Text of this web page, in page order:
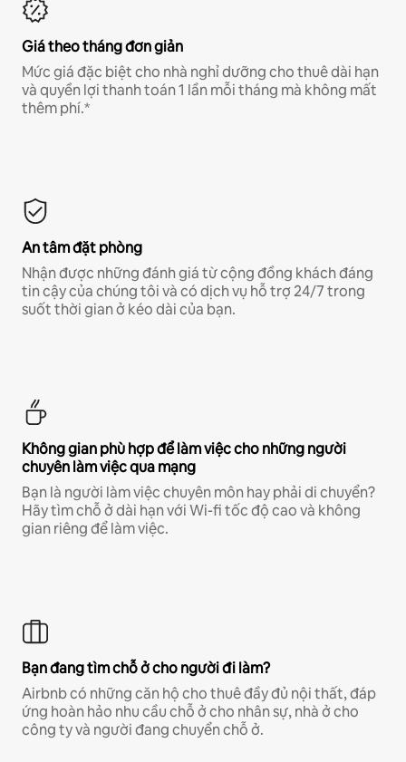
Giá theo tháng đơn giản
Mức giá đặc biệt cho nhà nghỉ dưỡng cho thuê dài hạn
và quyền lợi thanh toán 1 lần mỗi tháng mà không mất
thêm phí.*
An tâm đặt phòng
Nhận được những đánh giá từ cộng đồng khách đáng
tin cậy của chúng tôi và có dịch vụ hỗ trợ 24/7 trong
suốt thời gian ở kéo dài của bạn.
Không gian phù hợp để làm việc cho những người
chuyên làm việc qua mạng
Bạn là người làm việc chuyên môn hay phải di chuyển?
Hãy tìm chỗ ở dài hạn với Wi-fi tốc độ cao và không
gian riêng để làm việc.
Bạn đang tìm chỗ ở cho người đi làm?
Airbnb có những căn hộ cho thuê đầy đủ nội thất, đáp
ứng hoàn hảo nhu cầu chỗ ở cho nhân sự, nhà ở cho
công ty và người đang chuyển chỗ ở.